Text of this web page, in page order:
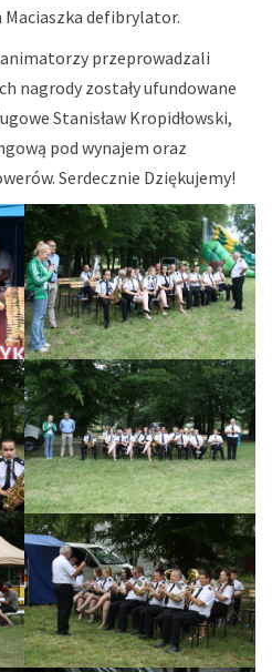
Maciaszka defibrylator.
przeprowadzali
nagrody zostały ufundowane
Stanisław Kropidłowski,
pod wynajem oraz
Serdecznie Dziękujemy!